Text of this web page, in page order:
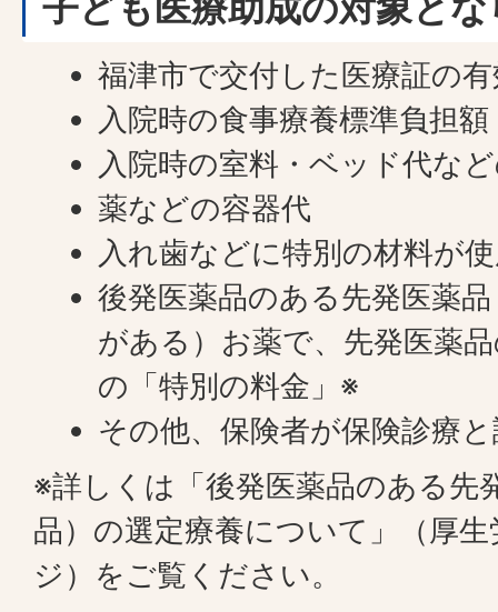
福津市で交付した医療証の
入院時の食事療養標準負担額
入院時の室料・ベッド代な
薬などの容器代
入れ歯などに特別の材料が
後発医薬品のある先発医薬
がある）お薬で、先発医薬
の「特別の料金」※
その他、保険者が保険診療
※詳しくは「後発医薬品のある先
品）の選定療養について」（厚
ジ）をご覧ください。